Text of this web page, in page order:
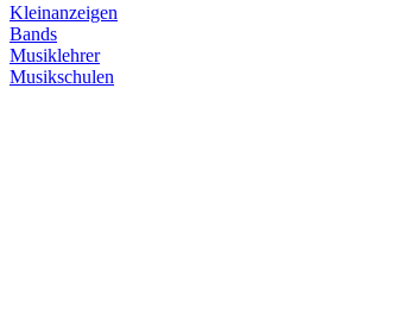
Kleinanzeigen
Bands
Musiklehrer
Musikschulen